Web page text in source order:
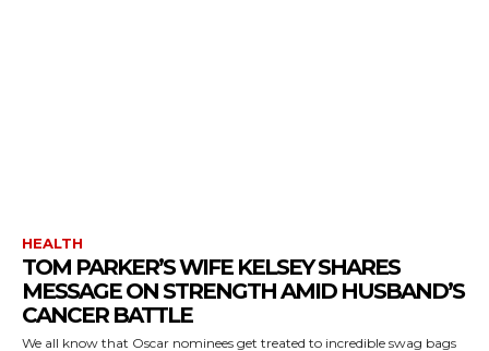
HEALTH
TOM PARKER’S WIFE KELSEY SHARES
MESSAGE ON STRENGTH AMID HUSBAND’S
CANCER BATTLE
We all know that Oscar nominees get treated to incredible swag bags